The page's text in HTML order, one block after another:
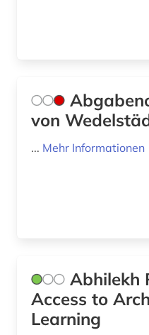
bankenstatistik (3)
bankgeheimnis (1)
bankrecht (1)
baumangel (1)
baurecht (1)
bayern (6)
Zypern (2)
... Mehr Informationen
Abhilekh
Access to
Learning